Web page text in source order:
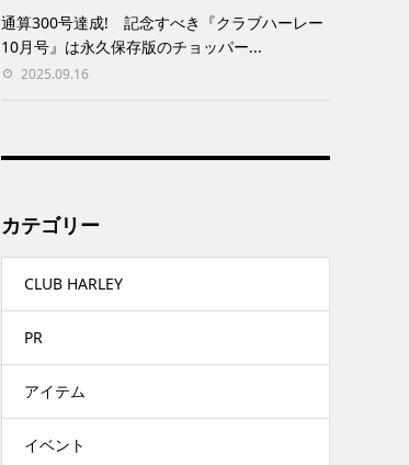
通算300号達成! 記念すべき『クラブハーレー
10月号』は永久保存版のチョッパー...
2025.09.16
カテゴリー
CLUB HARLEY
PR
アイテム
イベント